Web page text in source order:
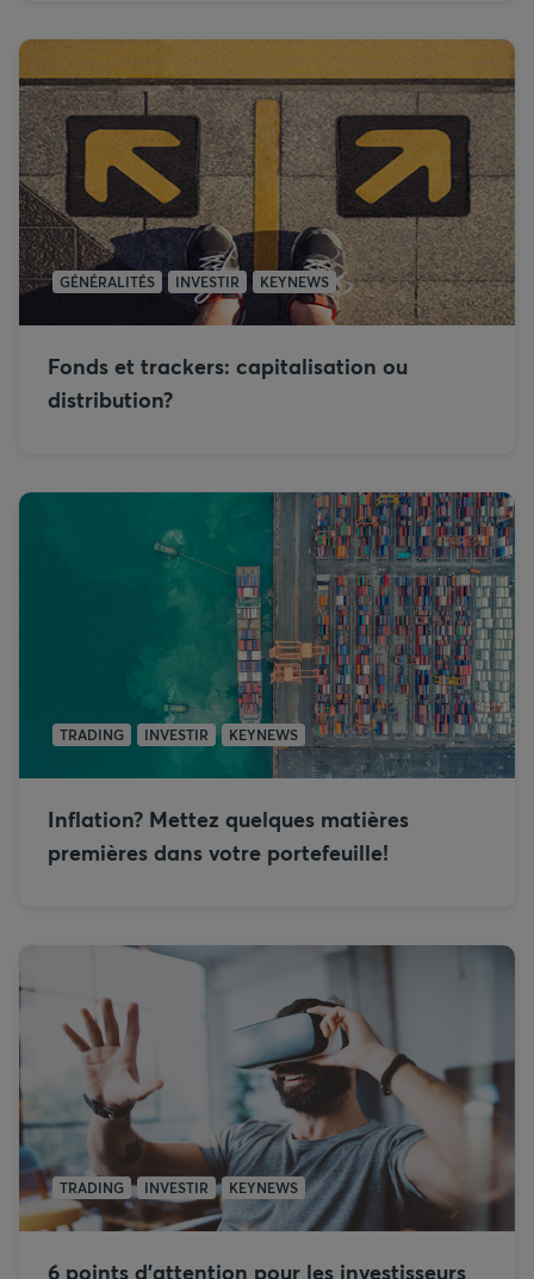
GÉNÉRALITÉS INVESTIR KEYNEWS
Fonds et trackers: capitalisation ou
distribution?
TRADING INVESTIR KEYNEWS
Inflation? Mettez quelques matières
premières dans votre portefeuille!
TRADING INVESTIR KEYNEWS
6 points d’attention pour les investisseurs